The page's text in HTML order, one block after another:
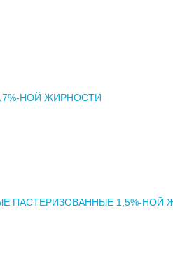
НОЙ ЖИРНОСТИ
ПАСТЕРИЗОВАННЫЕ 1,5%-НОЙ